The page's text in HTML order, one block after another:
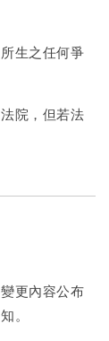
生之任何爭
院，但若法
更內容公布
。